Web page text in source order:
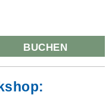
BUCHEN